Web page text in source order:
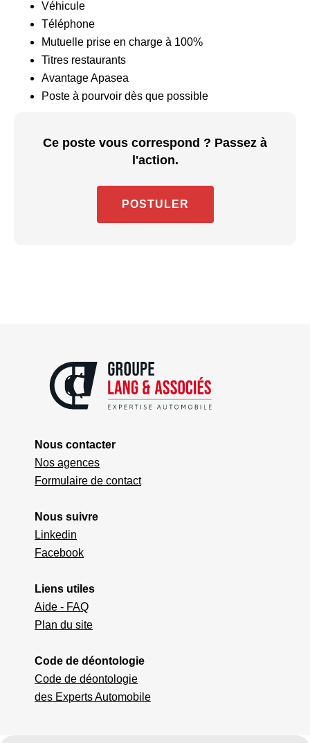
Véhicule
Téléphone
Mutuelle prise en charge à 100%
Titres restaurants
Avantage Apasea
Poste à pourvoir dès que possible
Ce poste vous correspond ? Passez à
l'action.
POSTULER
Nous contacter
Nos agences
Formulaire de contact
Nous suivre
Linkedin
Facebook
Liens utiles
Aide - FAQ
Plan du site
Code de déontologie
Code de déontologie
des Experts Automobile